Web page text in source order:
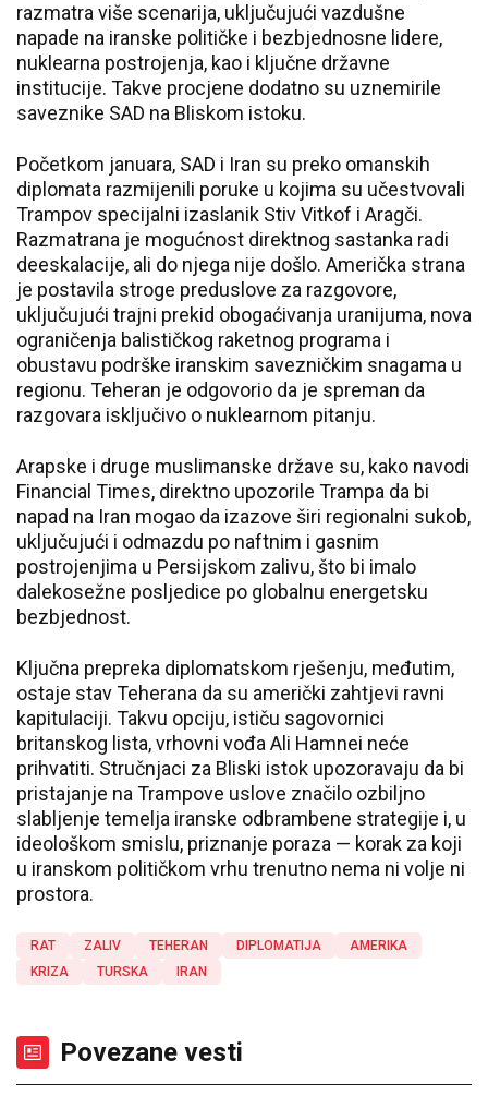
razmatra više scenarija, uključujući vazdušne
napade na iranske političke i bezbjednosne lidere,
nuklearna postrojenja, kao i ključne državne
institucije. Takve procjene dodatno su uznemirile
saveznike SAD na Bliskom istoku.
Početkom januara, SAD i Iran su preko omanskih
diplomata razmijenili poruke u kojima su učestvovali
Trampov specijalni izaslanik Stiv Vitkof i Aragči.
Razmatrana je mogućnost direktnog sastanka radi
deeskalacije, ali do njega nije došlo. Američka strana
je postavila stroge preduslove za razgovore,
uključujući trajni prekid obogaćivanja uranijuma, nova
ograničenja balističkog raketnog programa i
obustavu podrške iranskim savezničkim snagama u
regionu. Teheran je odgovorio da je spreman da
razgovara isključivo o nuklearnom pitanju.
Arapske i druge muslimanske države su, kako navodi
Financial Times, direktno upozorile Trampa da bi
napad na Iran mogao da izazove širi regionalni sukob,
uključujući i odmazdu po naftnim i gasnim
postrojenjima u Persijskom zalivu, što bi imalo
dalekosežne posljedice po globalnu energetsku
bezbjednost.
Ključna prepreka diplomatskom rješenju, međutim,
ostaje stav Teherana da su američki zahtjevi ravni
kapitulaciji. Takvu opciju, ističu sagovornici
britanskog lista, vrhovni vođa Ali Hamnei neće
prihvatiti. Stručnjaci za Bliski istok upozoravaju da bi
pristajanje na Trampove uslove značilo ozbiljno
slabljenje temelja iranske odbrambene strategije i, u
ideološkom smislu, priznanje poraza — korak za koji
u iranskom političkom vrhu trenutno nema ni volje ni
prostora.
RAT ZALIV TEHERAN DIPLOMATIJA
AMERIKA
KRIZA
TURSKA IRAN
Povezane vesti